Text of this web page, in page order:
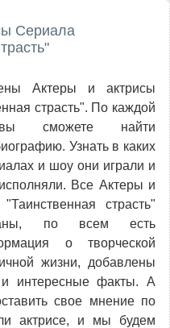
Сериала
Актеры и актрисы
страсть". По каждой
сможете найти
Узнать в каких
и шоу они играли и
Все Актеры и
страсть"
по всем есть
о творческой
жизни, добавлены
и интересные факты. А
свое мнение по
актрисе, и мы будем